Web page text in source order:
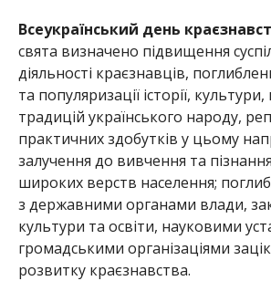
Всеукраїнський день
свята визначено підвищення
діяльності краєзнавців,
та популяризації історії,
традицій українського народу,
практичних здобутків у цьому
залучення до вивчення та
широких верств населення;
з державними органами влади,
культури та освіти, науковими
громадськими організаціями
розвитку краєзнавства.